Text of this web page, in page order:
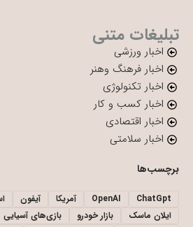
تبلیغات متنی
اخبار ورزشی
اخبار فرهنگ وهنر
اخبار تکنولوژی
اخبار کسب و کار
اخبار اقتصادی
اخبار سلامتی
برچسب‌ها
ChatGpt
OpenAI آمریکا آیفون
ایلان ماسک
بازار خودرو بازی‌های آسیایی